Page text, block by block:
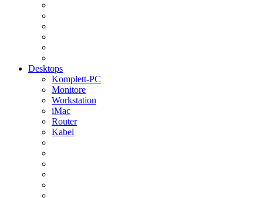
Desktops
Komplett-PC
Monitore
Workstation
iMac
Router
Kabel